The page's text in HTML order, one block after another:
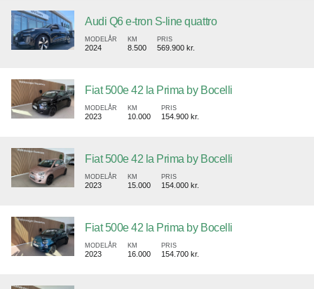
Audi Q6 e-tron S-line quattro
MODELÅR
2024
KM
8.500
PRIS
569.900 kr.
Fiat 500e 42 la Prima by Bocelli
MODELÅR
2023
KM
10.000
PRIS
154.900 kr.
Fiat 500e 42 la Prima by Bocelli
MODELÅR
2023
KM
15.000
PRIS
154.000 kr.
Fiat 500e 42 la Prima by Bocelli
MODELÅR
2023
KM
16.000
PRIS
154.700 kr.